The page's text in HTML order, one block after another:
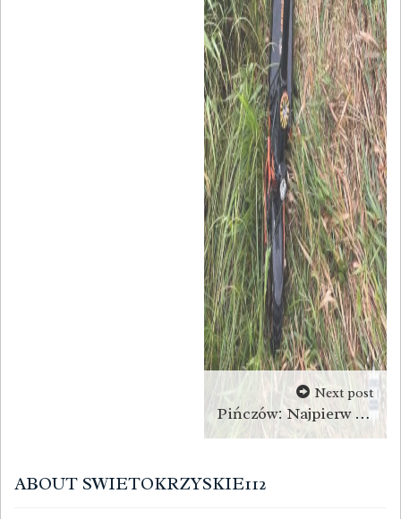
Next post
Pińczów: Najpierw ukradli hulajnogę 13-latkowi, potem zaatakowali policjantów
ABOUT SWIETOKRZYSKIE112